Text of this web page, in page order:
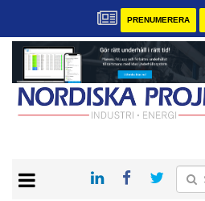
PRENUMERERA